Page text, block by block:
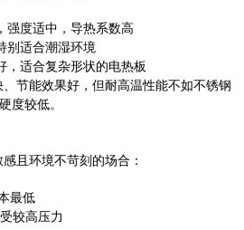
强度适中，导热系数高
别适合潮湿环境
适合复杂形状的电热板
节能效果好，但耐高温性能不如不锈钢
较低。
且环境不苛刻的场合：
最低
较高压力